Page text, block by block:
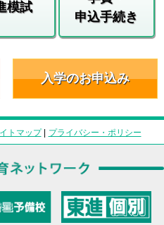
模試
申込手続き
入学のお申込み
トマップ| プライバシー・ポリシー